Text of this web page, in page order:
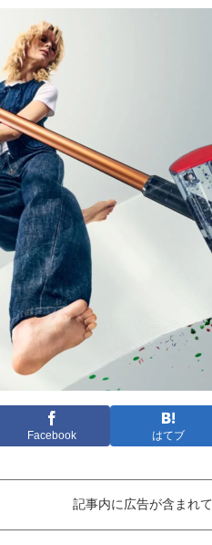
Facebook はてブ
記事内に広告が含まれて